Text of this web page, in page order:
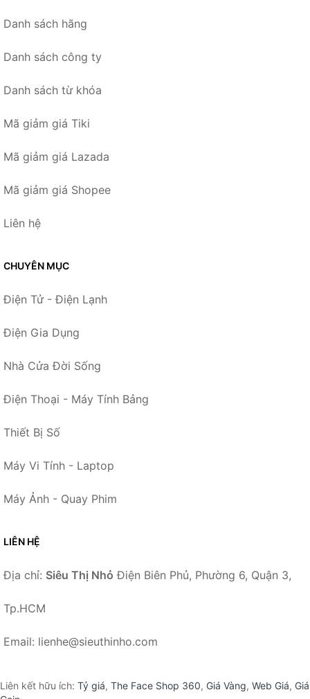
Danh sách hãng
Danh sách công ty
Danh sách từ khóa
Mã giảm giá Tiki
Mã giảm giá Lazada
Mã giảm giá Shopee
Liên hệ
CHUYÊN MỤC
Điện Tử - Điện Lạnh
Điện Gia Dụng
Nhà Cửa Đời Sống
Điện Thoại - Máy Tính Bảng
Thiết Bị Số
Máy Vi Tính - Laptop
Máy Ảnh - Quay Phim
LIÊN HỆ
Địa chỉ: Siêu Thị Nhỏ Điện Biên Phủ, Phường 6, Quận 3,
Tp.HCM
Email: lienhe@sieuthinho.com
Liên kết hữu ích: Tỷ giá, The Face Shop 360, Giá Vàng, Web Giá, Giá